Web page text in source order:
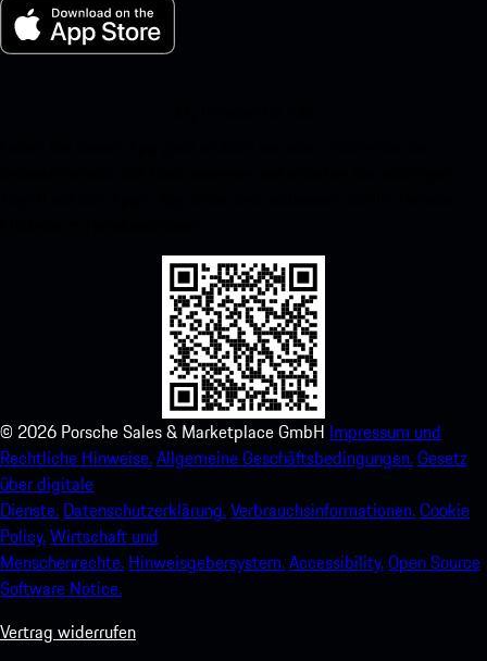
© 2026 Porsche Sales & Marketplace GmbH Impressum und
Rechtliche Hinweise.Allgemeine Geschäftsbedingungen.Gesetz
über digitale
Dienste. Datenschutzerklärung.Verbrauchsinformationen.Cookie
Policy.Wirtschaft und
Menschenrechte. Hinweisgebersystem.Accessibility.Open Source
Software Notice.
Vertrag widerrufen